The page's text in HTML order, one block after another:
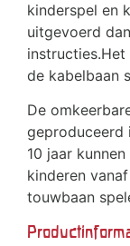
kinderspel en
uitgevoerd
de kabelbaan
De
geproduceerd
10 jaar
kinderen
touwbaan